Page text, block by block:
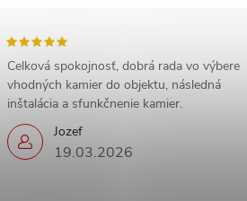
Jozef
19.03.2026
Celková spokojnosť, dobrá rada vo výbere
vhodných kamier do objektu, následná
inštalácia a sfunkčnenie kamier.